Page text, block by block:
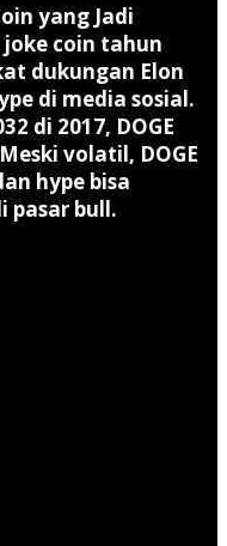
yang Jadi
coin tahun
dukungan Elon
di media sosial.
di 2017, DOGE
volatil, DOGE
hype bisa
pasar bull.